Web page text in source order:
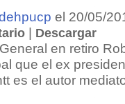
el 20/05/
| Descargar
en retiro
que el ex
es el autor